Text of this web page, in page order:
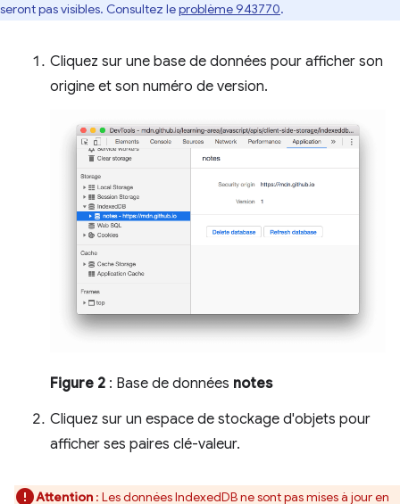
seront pas visibles. Consultez leproblème 943770.
Cliquez sur une base de données pour afficher son
origine et son numéro de version.
Figure 2 : Base de données notes
Cliquez sur un espace de stockage d'objets pour
afficher ses paires clé-valeur.
Attention : Les données IndexedDB ne sont pas mises à jour en